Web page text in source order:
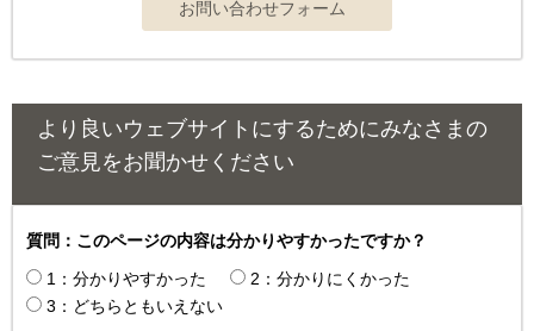
より良いウェブサイトにするためにみなさまの
ご意見をお聞かせください
質問：このページの内容は分かりやすかったですか？
1：分かりやすかった
2：分かりにくかった
3：どちらともいえない